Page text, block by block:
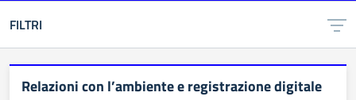
FILTRI
Relazioni con l’ambiente e registrazione digitale